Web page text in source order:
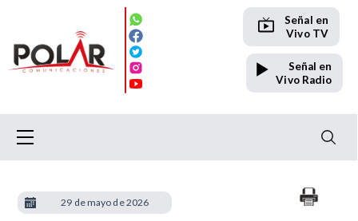
Señal en
Vivo TV
Señal en
Vivo Radio
29 de mayo de 2026